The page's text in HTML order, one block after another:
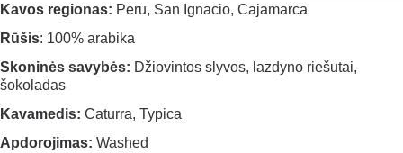
Kavos regionas: Peru, San Ignacio, Cajamarca
Rūšis: 100% arabika
Skoninės savybės: Džiovintos slyvos, lazdyno riešutai,
šokoladas
Kavamedis: Caturra, Typica
Apdorojimas: Washed